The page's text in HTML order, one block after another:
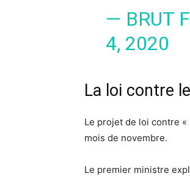
— BRUT
4, 2020
La loi contre
Le projet de loi contre «
mois de novembre.
Le premier ministre